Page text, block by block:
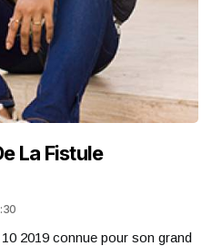
La Fistule
2019 connue pour son grand